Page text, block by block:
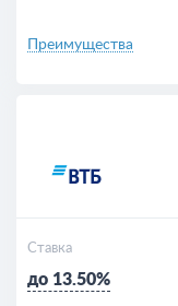
Преимущества
Ставка
до 13.50%